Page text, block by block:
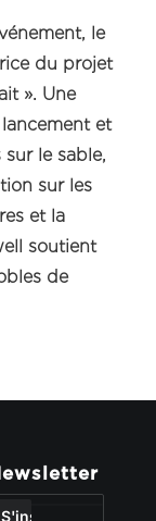
le
du projet
». Une
et
le sable,
sur les
et la
soutient
de